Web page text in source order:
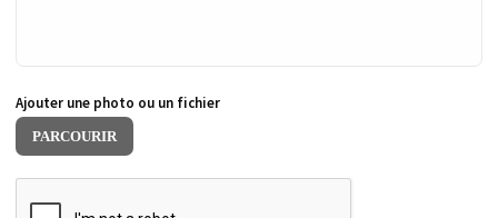
Ajouter une photo ou un fichier
PARCOURIR